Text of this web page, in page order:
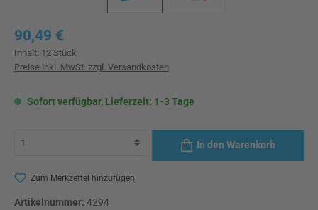
Regulärer Preis:
90,49 €
Inhalt: 12 Stück
Preise inkl. MwSt. zzgl. Versandkosten
Sofort verfügbar, Lieferzeit: 1-3 Tage
In den Warenkorb
Zum Merkzettel hinzufügen
Artikelnummer: 4294